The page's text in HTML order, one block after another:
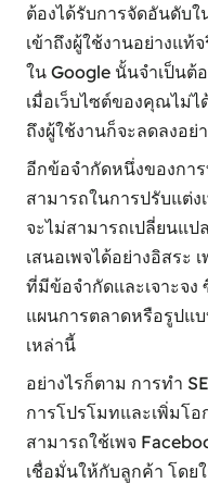
ต้องได้รับการจัดอันดับ
เข้าถึงผู้ใช้งานอย่างแท้
ใน Google นั้นจำเป็นต้
เมื่อเว็บไซต์ของคุณไม่
ถึงผู้ใช้งานก็จะลดลงอย่
อีกข้อจำกัดหนึ่งของกา
สามารถในการปรับแต่
จะไม่สามารถเปลี่ยนแป
เสนอเพจได้อย่างอิสระ
ที่มีข้อจำกัดและเจาะจง
แผนการตลาดหรือรูปแ
เหล่านี้
อย่างไรก็ตาม การทำ
การโปรโมทและเพิ่มโ
สามารถใช้เพจ
เชื่อมั่นให้กับลูกค้า โดย